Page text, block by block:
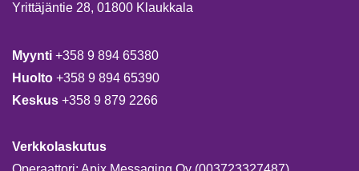
Yrittäjäntie 28, 01800 Klaukkala
Myynti +358 9 894 65380
Huolto +358 9 894 65390
Keskus +358 9 879 2266
Verkkolaskutus